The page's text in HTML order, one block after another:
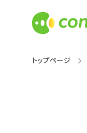
トップページ